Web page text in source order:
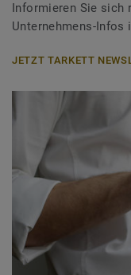
Informieren Sie sich
Unternehmens-Infos
JETZT TARKETT